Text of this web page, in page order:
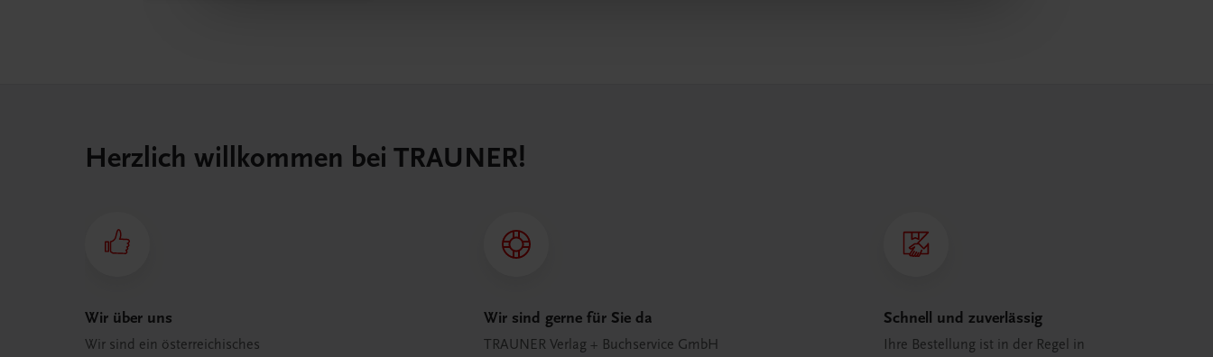
Herzlich willkommen bei TRAUNER!
Wir über uns
Wir sind ein österreichisches
Wir sind gerne für Sie da
TRAUNER Verlag + Buchservice GmbH
Schnell und zuverlässig
Ihre Bestellung ist in der Regel in